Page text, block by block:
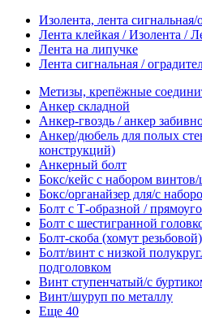
Изолента, лента сигнальная/
Лента клейкая / Изолента /
Лента на липучке
Лента сигнальная /
Метизы, крепёжные
Анкер складной
Анкер-гвоздь / анкер
Анкер/дюбель для полых
конструкций)
Анкерный болт
Бокс/кейс с набором
Бокс/органайзер для/с
Болт с Т-образной /
Болт с шестигранной
Болт-скоба (хомут
Болт/винт с низкой
подголовком
Винт ступенчатый/с
Винт/шуруп по металлу
Еще 40